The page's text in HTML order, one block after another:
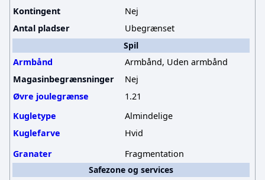
Kontingent
Nej
Antal pladser
Ubegrænset
Spil
Armbånd
Armbånd, Uden armbånd
Magasinbegrænsninger
Nej
Øvre joulegrænse
1.21
Kugletype
Almindelige
Kuglefarve
Hvid
Granater
Fragmentation
Safezone og services